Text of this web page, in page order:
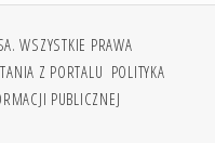
WSZYSTKIE PRAWA
Z PORTALU POLITYKA
PUBLICZNEJ